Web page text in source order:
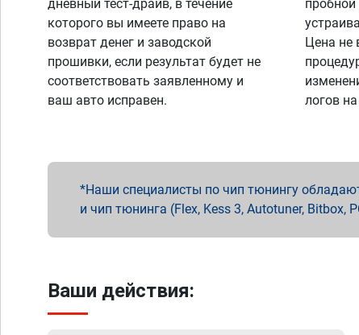
дневный тест-драйв, в течение
которого вы имеете право на
возврат денег и заводской
прошивки, если результат будет не
соответствовать заявленному и
ваш авто исправен.
пробной
Цена не
логов
Наши специалисты по чип тюнингу
и чип тюнинга (Flex, Kess 3, Autotuner, Bitbox,
Ваши действия: